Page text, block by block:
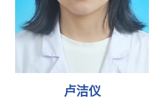
卢洁仪